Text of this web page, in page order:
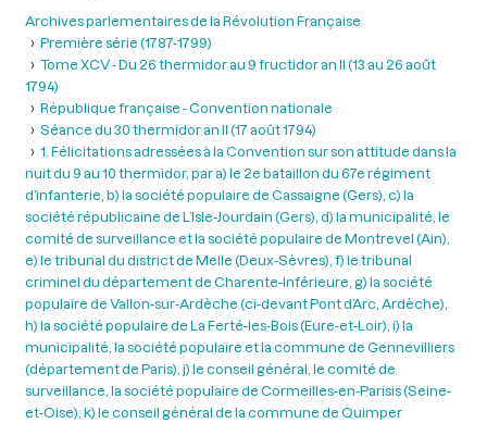
Archives parlementaires de la Révolution Française
Première série (1787-1799)
Tome XCV - Du 26 thermidor au 9 fructidor an II (13 au 26 août
1794)
République française - Convention nationale
Séance du 30 thermidor an II (17 août 1794)
1. Félicitations adressées à la Convention sur son attitude dans la
nuit du 9 au 10 thermidor, par a) le 2e bataillon du 67e régiment
d’infanterie, b) la société populaire de Cassaigne (Gers), c) la
société républicaine de L’Isle-Jourdain (Gers), d) la municipalité, le
comité de surveillance et la société populaire de Montrevel (Ain),
e) le tribunal du district de Melle (Deux-Sèvres), f) le tribunal
criminel du département de Charente-Inférieure, g) la société
populaire de Vallon-sur-Ardèche (ci-devant Pont d’Arc, Ardèche),
h) la société populaire de La Ferté-les-Bois (Eure-et-Loir), i) la
municipalité, la société populaire et la commune de Gennevilliers
(département de Paris), j) le conseil général, le comité de
surveillance, la société populaire de Cormeilles-en-Parisis (Seine-
et-Oise), k) le conseil général de la commune de Quimper